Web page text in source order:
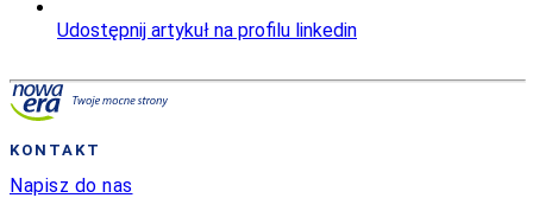
Udostępnij artykuł na profilu linkedin
KONTAKT
Napisz do nas